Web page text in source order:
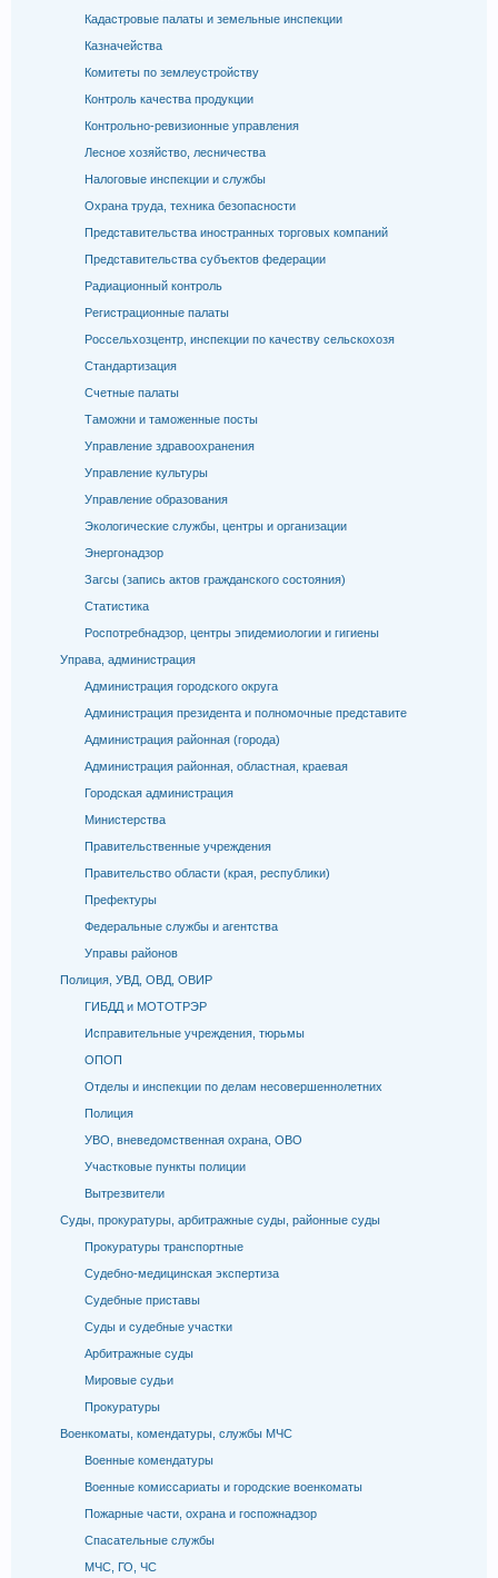
Кадастровые палаты и земельные инспекции
Казначейства
Комитеты по землеустройству
Контроль качества продукции
Контрольно-ревизионные управления
Лесное хозяйство, лесничества
Налоговые инспекции и службы
Охрана труда, техника безопасности
Представительства иностранных торговых компаний
Представительства субъектов федерации
Радиационный контроль
Регистрационные палаты
Россельхозцентр, инспекции по качеству сельскохозя
Стандартизация
Счетные палаты
Таможни и таможенные посты
Управление здравоохранения
Управление культуры
Управление образования
Экологические службы, центры и организации
Энергонадзор
Загсы (запись актов гражданского состояния)
Статистика
Роспотребнадзор, центры эпидемиологии и гигиены
Управа, администрация
Администрация городского округа
Администрация президента и полномочные представите
Администрация районная (города)
Администрация районная, областная, краевая
Городская администрация
Министерства
Правительственные учреждения
Правительство области (края, республики)
Префектуры
Федеральные службы и агентства
Управы районов
Полиция, УВД, ОВД, ОВИР
ГИБДД и МОТОТРЭР
Исправительные учреждения, тюрьмы
ОПОП
Отделы и инспекции по делам несовершеннолетних
Полиция
УВО, вневедомственная охрана, ОВО
Участковые пункты полиции
Вытрезвители
Суды, прокуратуры, арбитражные суды, районные суды
Прокуратуры транспортные
Судебно-медицинская экспертиза
Судебные приставы
Суды и судебные участки
Арбитражные суды
Мировые судьи
Прокуратуры
Военкоматы, комендатуры, службы МЧС
Военные комендатуры
Военные комиссариаты и городские военкоматы
Пожарные части, охрана и госпожнадзор
Спасательные службы
МЧС, ГО, ЧС